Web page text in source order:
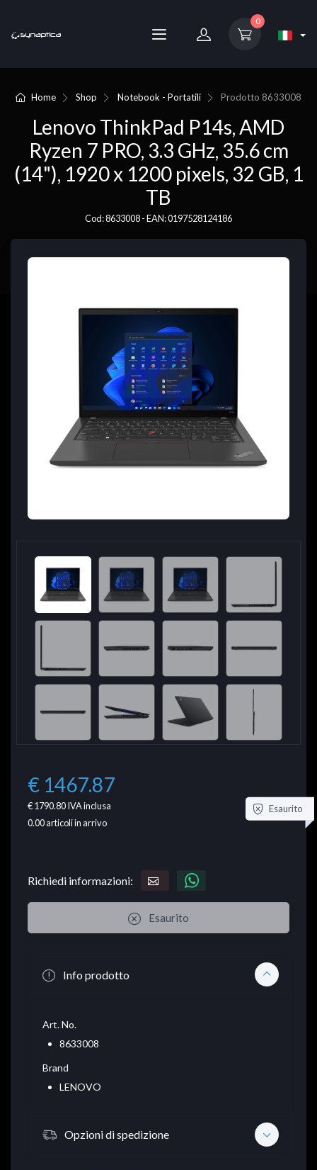
0
Home Shop Notebook - Portatili Prodotto 8633008
Lenovo ThinkPad P14s, AMD
Ryzen 7 PRO, 3.3 GHz, 35.6 cm
(14"), 1920 x 1200 pixels, 32 GB, 1
TB
Cod: 8633008 - EAN: 0197528124186
€ 1467.87
€ 1790.80IVA inclusa
0.00articoli in arrivo
Esaurito
Richiedi informazioni:
Esaurito
Info prodotto
Art. No.
8633008
Brand
LENOVO
Opzioni di spedizione